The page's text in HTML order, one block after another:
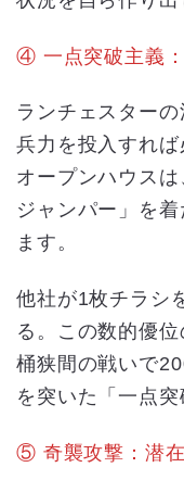
④ 一点突破主義
ランチェスター
兵力を投入すれば
オープンハウス
ジャンパー」を
ます。
他社が1枚チラシ
る。この数的優
桶狭間の戦いで
を突いた「一点突
⑤ 奇襲攻撃：潜